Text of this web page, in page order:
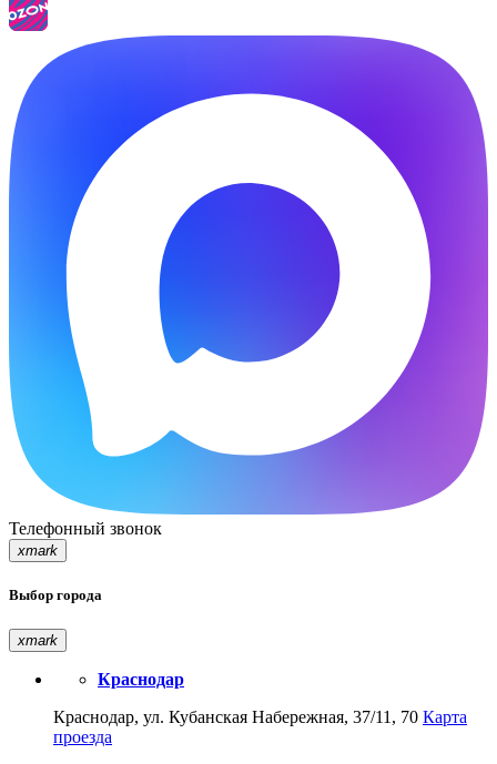
Телефонный звонок
xmark
Выбор города
xmark
Краснодар
Краснодар, ул. Кубанская Набережная, 37/11, 70 Карта
проезда